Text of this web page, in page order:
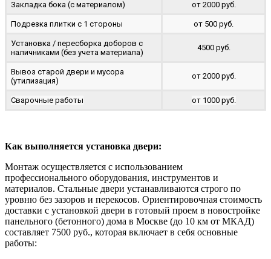
Закладка бока (с материалом) от 2000 руб.
Подрезка плитки с 1 стороны от 500 руб.
Установка / пересборка доборов с
наличниками (без учета материала)
4500 руб.
Вывоз старой двери и мусора
(утилизация)
от 2000 руб.
Сварочные работы от 1000 руб.
Как выполняется установка двери:
Монтаж осуществляется с использованием
профессионального оборудования, инструментов и
материалов. Стальные двери устанавливаются строго по
уровню без зазоров и перекосов. Ориентировочная стоимость
доставки с установкой двери в готовый проем в новостройке
панельного (бетонного) дома в Москве (до 10 км от МКАД)
составляет 7500 руб., которая включает в себя основные
работы: